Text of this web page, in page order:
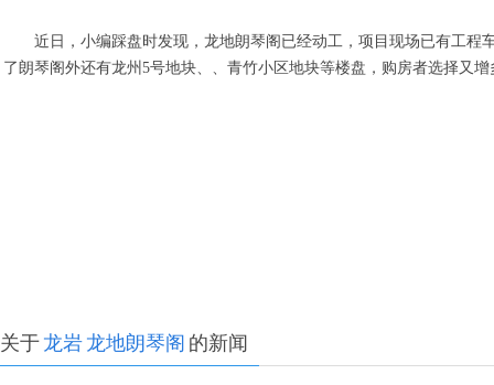
近日，小编踩盘时发现，龙地朗琴阁已经动工，项目现场已有工
了朗琴阁外还有龙州5号地块、、青竹小区地块等楼盘，购房者选择又增
关于 龙岩 龙地朗琴阁 的新闻